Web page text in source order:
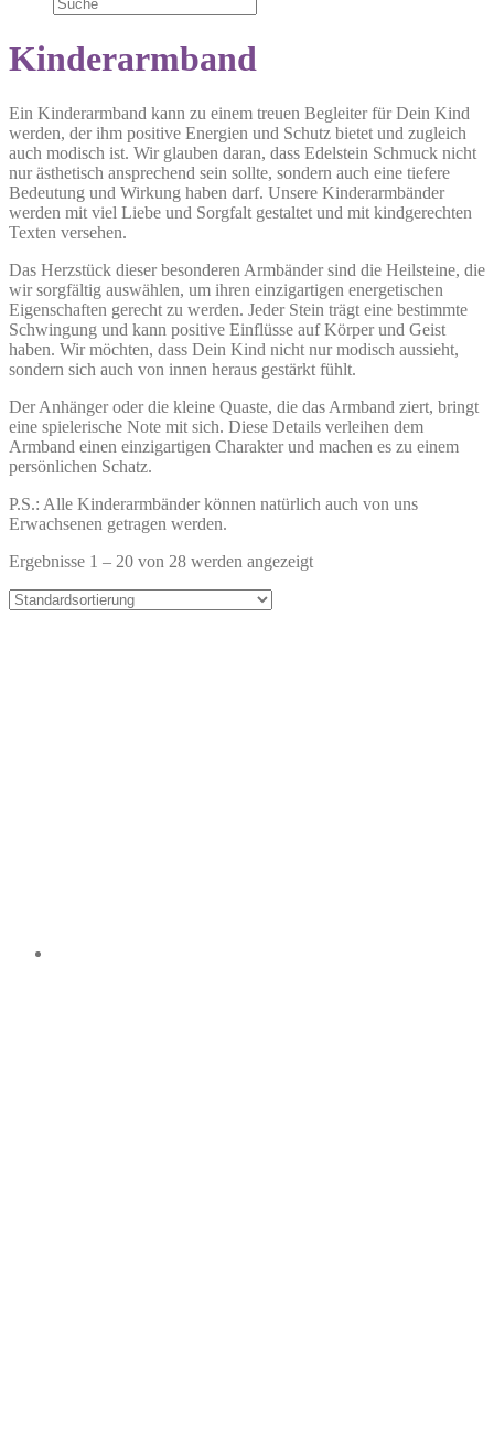
Kinderarmband
Ein Kinderarmband kann zu einem treuen Begleiter für Dein Kind
werden, der ihm positive Energien und Schutz bietet und zugleich
auch modisch ist. Wir glauben daran, dass Edelstein Schmuck nicht
nur ästhetisch ansprechend sein sollte, sondern auch eine tiefere
Bedeutung und Wirkung haben darf. Unsere Kinderarmbänder
werden mit viel Liebe und Sorgfalt gestaltet und mit kindgerechten
Texten versehen.
Das Herzstück dieser besonderen Armbänder sind die Heilsteine, die
wir sorgfältig auswählen, um ihren einzigartigen energetischen
Eigenschaften gerecht zu werden. Jeder Stein trägt eine bestimmte
Schwingung und kann positive Einflüsse auf Körper und Geist
haben. Wir möchten, dass Dein Kind nicht nur modisch aussieht,
sondern sich auch von innen heraus gestärkt fühlt.
Der Anhänger oder die kleine Quaste, die das Armband ziert, bringt
eine spielerische Note mit sich. Diese Details verleihen dem
Armband einen einzigartigen Charakter und machen es zu einem
persönlichen Schatz.
P.S.: Alle Kinderarmbänder können natürlich auch von uns
Erwachsenen getragen werden.
Ergebnisse 1 – 20 von 28 werden angezeigt